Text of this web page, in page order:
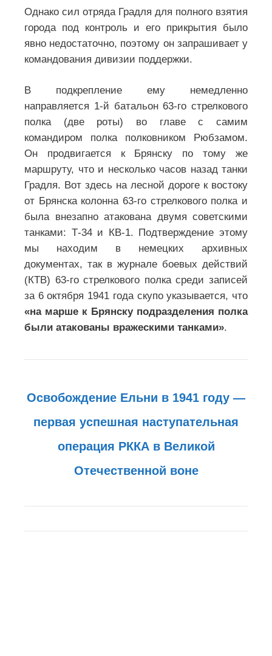
Однако сил отряда Градля для полного взятия
города под контроль и его прикрытия было
явно недостаточно, поэтому он запрашивает у
командования дивизии поддержки.
В подкрепление ему немедленно
направляется 1-й батальон 63-го стрелкового
полка (две роты) во главе с самим
командиром полка полковником Рюбзамом.
Он продвигается к Брянску по тому же
маршруту, что и несколько часов назад танки
Градля. Вот здесь на лесной дороге к востоку
от Брянска колонна 63-го стрелкового полка и
была внезапно атакована двумя советскими
танками: Т-34 и КВ-1. Подтверждение этому
мы находим в немецких архивных
документах, так в журнале боевых действий
(КТВ) 63-го стрелкового полка среди записей
за 6 октября 1941 года скупо указывается, что
«на марше к Брянску подразделения полка
были атакованы вражескими танками».
Освобождение Ельни в 1941 году —
первая успешная наступательная
операция РККА в Великой
Отечественной воне